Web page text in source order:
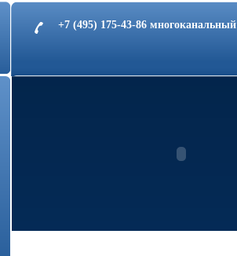
+7 (495) 175-43-86 многоканальный